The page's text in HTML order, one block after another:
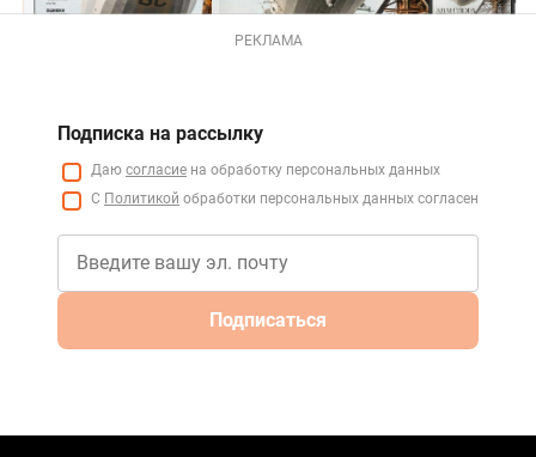
РЕКЛАМА
Подписка на рассылку
Даю согласие на обработку персональных данных
С Политикой обработки персональных данных согласен
Подписаться